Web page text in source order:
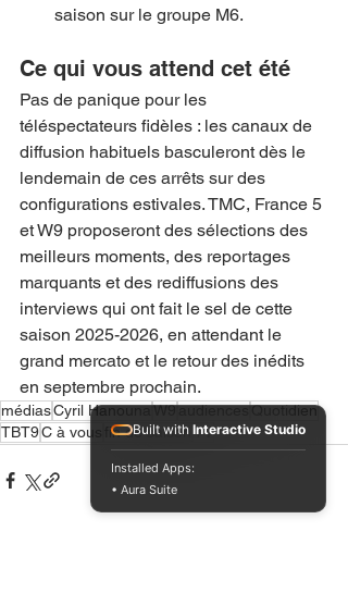
saison sur le groupe M6.
Ce qui vous attend cet été
Pas de panique pour les
téléspectateurs fidèles : les canaux de
diffusion habituels basculeront dès le
lendemain de ces arrêts sur des
configurations estivales. TMC, France 5
et W9 proposeront des sélections des
meilleurs moments, des reportages
marquants et des rediffusions des
interviews qui ont fait le sel de cette
saison 2025-2026, en attendant le
grand mercato et le retour des inédits
en septembre prochain.
médiasCyril HanounaW9audiencesQuotidien
TBT9C à vous fin de saison TV
Built with Interactive Studio
Installed Apps:
• Aura Suite